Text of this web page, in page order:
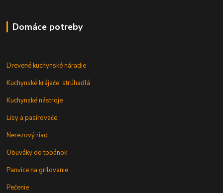
Domáce potreby
Drevené kuchynské náradie
Kuchynské krájače, strúhadlá
Kuchynské nástroje
Lisy a pasírovače
Nerezový riad
Obuváky do topánok
Panvice na grilovanie
Pečenie